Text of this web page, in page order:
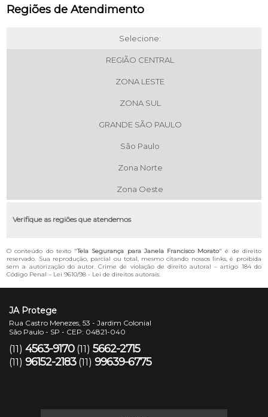
Regiões de Atendimento
Selecione:
REGIÃO CENTRAL
ZONA LESTE
ZONA SUL
GRANDE SÃO PAULO
São Paulo
Zona Norte
Zona Oeste
Verifique as regiões que atendemos
O conteúdo do texto "Tela Segurança para Janela Francisco Morato" é de direito
reservado. Sua reprodução, parcial ou total, mesmo citando nossos links, é proibida
sem a autorização do autor. Crime de violação de direito autoral – artigo 184 do
Código Penal – Lei 9610/98 - Lei de direitos autorais
JA Protege
Rua Castro Menezes, 53 - Jardim Colonial
São Paulo - SP - CEP: 04821-040
(11) 4563-9170 (11) 5662-2715
(11) 96152-2183 (11) 99639-6775